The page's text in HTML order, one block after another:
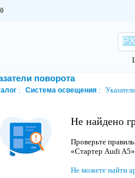
поворота
Система освещения
Не найдено
Проверьте
«Стартер Audi
Не можете найти